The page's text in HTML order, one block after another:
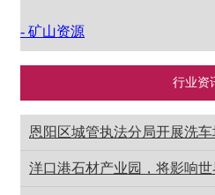
- 矿山资源
行业资
恩阳区城管执法分局开展洗
洋口港石材产业园，将影响